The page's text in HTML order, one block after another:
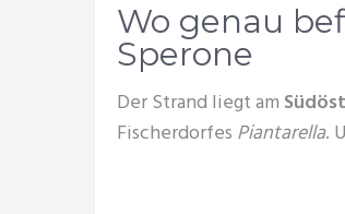
Wo genau
Sperone
Der Strand liegt am
Fischerdorfes Piantarella.